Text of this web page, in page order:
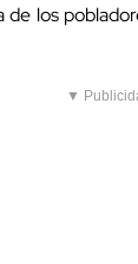
de los
▼